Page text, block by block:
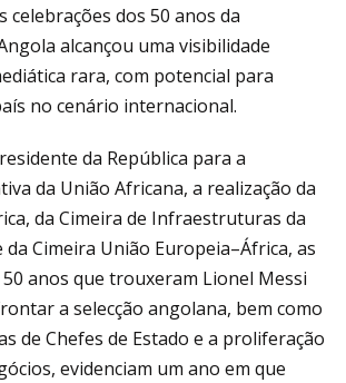
celebrações dos 50 anos da
alcançou uma visibilidade
rara, com potencial para
no cenário internacional.
da República para a
da União Africana, a realização da
da Cimeira de Infraestruturas da
da Cimeira União Europeia–África, as
anos que trouxeram Lionel Messi
a selecção angolana, bem como
de Chefes de Estado e a proliferação
evidenciam um ano em que